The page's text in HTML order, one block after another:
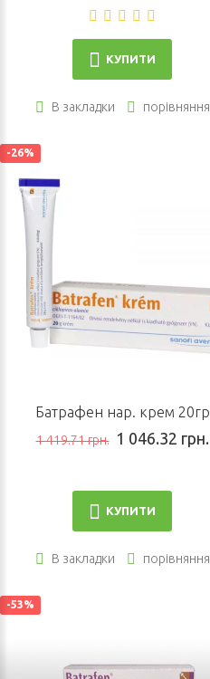
КУПИТИ
В закладки порівняння
-26%
Батрафен нар. крем 20гр
1 419.71 грн. 1 046.32 грн.
КУПИТИ
В закладки порівняння
-53%